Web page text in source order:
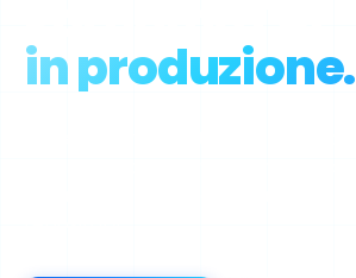
in produzione.